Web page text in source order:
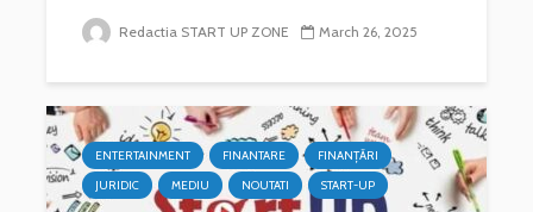
Redactia START UP ZONE March 26, 2025
ENTERTAINMENT FINANTARE
FINANȚĂRI
JURIDIC
MEDIU NOUTATI START-UP